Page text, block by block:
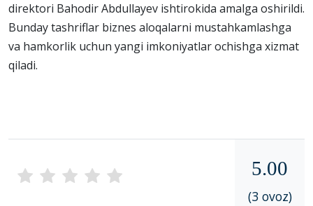
direktori Bahodir Abdullayev ishtirokida amalga oshirildi.
Bunday tashriflar biznes aloqalarni mustahkamlashga
va hamkorlik uchun yangi imkoniyatlar ochishga xizmat
qiladi.
5.00
(3 ovoz)